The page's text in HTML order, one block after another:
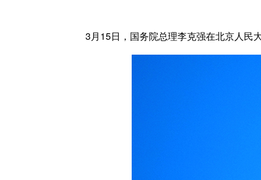
3月15日，国务院总理李克强在北京人民大